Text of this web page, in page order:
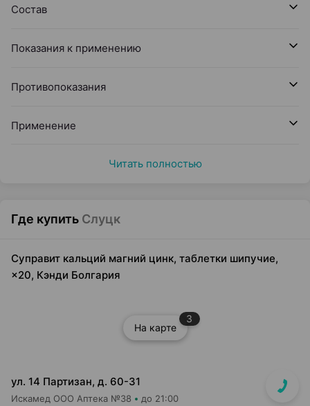
Состав
Показания к применению
Противопоказания
Применение
Читать полностью
Где купить Слуцк
Суправит кальций магний цинк, таблетки шипучие,
×20, Кэнди Болгария
На карте
3
ул. 14 Партизан, д. 60-31
Искамед ООО Аптека №38 до 21:00